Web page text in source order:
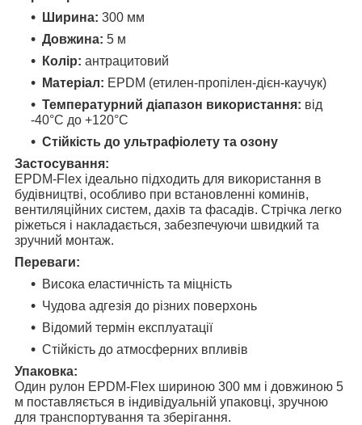
Ширина: 300 мм
Довжина: 5 м
Колір: антрацитовий
Матеріал: EPDM (етилен-пропілен-дієн-каучук)
Температурний діапазон використання: від
-40°C до +120°C
Стійкість до ультрафіолету та озону
Застосування:
EPDM-Flex ідеально підходить для використання в
будівництві, особливо при встановленні коминів,
вентиляційних систем, дахів та фасадів. Стрічка легко
ріжеться і накладається, забезпечуючи швидкий та
зручний монтаж.
Переваги:
Висока еластичність та міцність
Чудова адгезія до різних поверхонь
Відомий термін експлуатації
Стійкість до атмосферних впливів
Упаковка:
Один рулон EPDM-Flex шириною 300 мм і довжиною 5
м поставляється в індивідуальній упаковці, зручною
для транспортування та зберігання.